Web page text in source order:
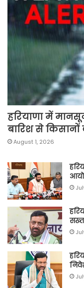
हरियाणा में
बारिश से किसानों
August 1, 2026
सख्त